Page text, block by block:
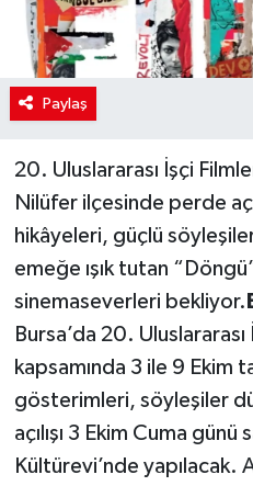
Paylaş
20. Uluslararası İşçi
Nilüfer ilçesinde perde
hikâyeleri, güçlü
emeğe ışık tutan
sinemaseverleri bekliyor.
Bursa’da 20.
kapsamında 3 ile 9 Ekim
gösterimleri, söyleşiler
açılışı 3 Ekim Cuma
Kültürevi’nde yapılacak.